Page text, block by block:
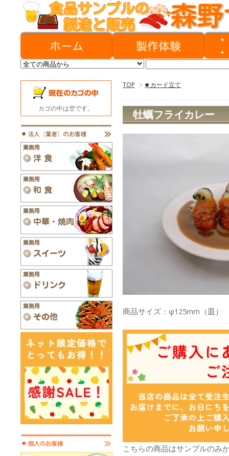
TOP > ■ カード立て
牡蠣フライカレー
商品サイズ：φ125mm（皿）
こちらの商品はサンプルのみ
カゴの中は空です。